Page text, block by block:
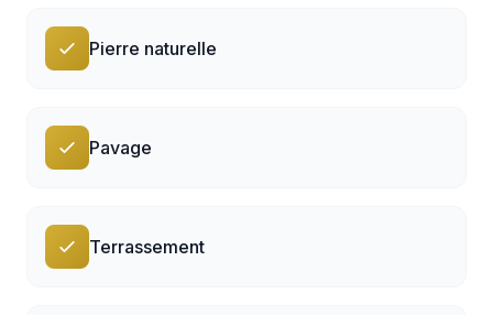
Pierre naturelle
Pavage
Terrassement